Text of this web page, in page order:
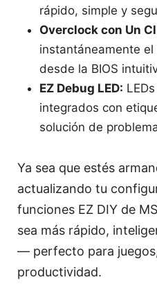
rápido, simple y
Overclock con Un
instantáneamente
desde la BIOS
EZ Debug LED:
integrados con
solución de
Ya sea que estés
actualizando tu
funciones EZ DIY de
sea más rápido,
— perfecto para
productividad.